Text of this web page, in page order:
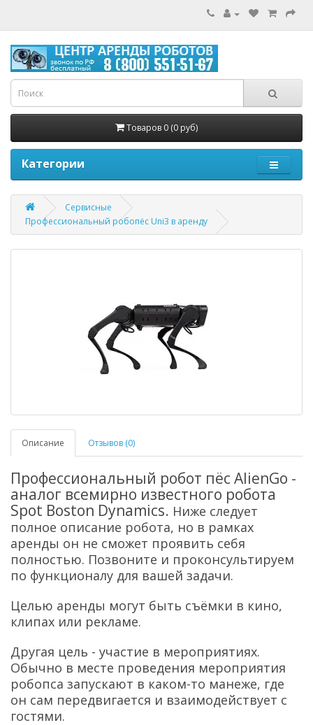
Товаров 0 (0 руб)
Категории
Сервисные
Профессиональный робопёс Uni3 в аренду
Описание Отзывов (0)
Профессиональный робот пёс AlienGo -
аналог всемирно известного робота
Spot Boston Dynamics. Ниже следует
полное описание робота, но в рамках
аренды он не сможет проявить себя
полностью. Позвоните и проконсультируем
по функционалу для вашей задачи.
Целью аренды могут быть съёмки в кино,
клипах или рекламе.
Другая цель - участие в мероприятиях.
Обычно в месте проведения мероприятия
робопса запускают в каком-то манеже, где
он сам передвигается и взаимодействует с
гостями.